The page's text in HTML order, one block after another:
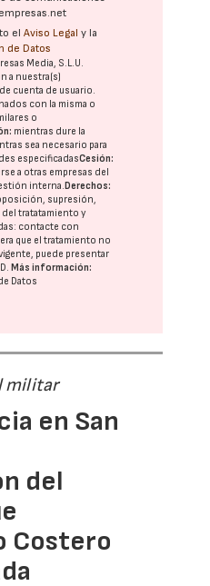
elAviso Legal y la
de Datos
Media, S.L.U.
a nuestra(s)
cuenta de usuario.
con la misma o
o
mientras dure la
sea necesario para
especificadasCesión:
a otras empresas del
interna. Derechos:
supresión,
tratatamiento y
contacte con
que el tratamiento no
puede presentar
. Más información:
Datos
militar
en San
del
Costero